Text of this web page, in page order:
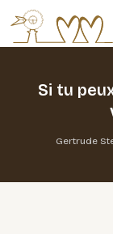
Si tu
Gertrude